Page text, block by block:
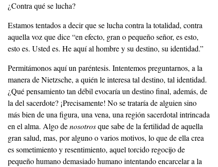
¿Contra qué se lucha?
Estamos tentados a decir que se lucha contra la totalidad, contra
aquella voz que dice “en efecto, gran o pequeño señor, es esto,
esto es. Usted es. He aquí al hombre y su destino, su identidad.”
Permitámonos aquí un paréntesis. Intentemos preguntarnos, a la
manera de Nietzsche, a quién le interesa tal destino, tal identidad.
¿Qué pensamiento tan débil evocaría un destino final, además, de
la del sacerdote? ¡Precisamente! No se trataría de alguien sino
más bien de una figura, una vena, una región sacerdotal intrincada
en el alma. Algo denosotrosque sabe de la fertilidad de aquella
gran salud, mas, por alguno o varios motivos, lo que de ella crea
es sometimiento y resentimiento, aquel torcido regocijo de
pequeño humano demasiado humano intentando encarcelar a la